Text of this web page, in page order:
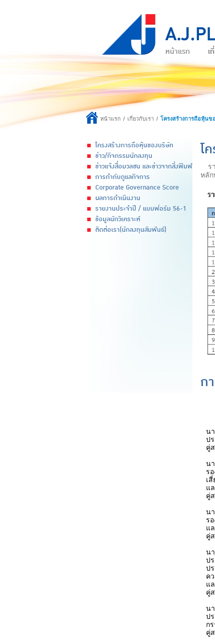
หน้าแรก เ
หน้าแรก เกี่ยวกับเรา โครงสร้างการถือหุ้นข
โครงสร้างการถือหุ้นของบริษัท
ข่าว/กิจกรรมนักลงทุน
ข่าวแจ้งสื่อมวลชน และข่าวจากสิ่งพิมพ์
การกำกับดูแลกิจการ
Corporate Governance Score
ผลการดำเนินงาน
รายงานประจำปี / แบบฟอร์ม 56-1
ข้อมูลนักวิเคราะห์
ติดต่อเรา(นักลงทุนสัมพันธ์)
โ
ร
หลัก
ก
น
ป
คู่
น
ร
เสี่
แ
คู่
น
ร
แ
คู่
น
ป
ป
ค
แ
คู่
น
ป
ก
คู่